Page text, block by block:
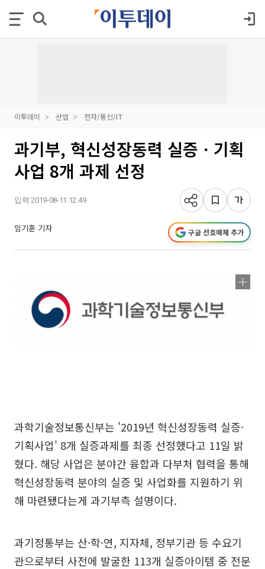
이투데이 산업 전자/통신/IT
과기부, 혁신성장동력 실증ㆍ기획
사업 8개 과제 선정
입력 2019-08-11 12:49
임기훈 기자 구글 선호매체 추가
과학기술정보통신부는 '2019년 혁신성장동력 실증·
기획사업' 8개 실증과제를 최종 선정했다고 11일 밝
혔다. 해당 사업은 분야간 융합과 다부처 협력을 통해
혁신성장동력 분야의 실증 및 사업화를 지원하기 위
해 마련됐다는게 과기부측 설명이다.
과기정통부는 산·학·연, 지자체, 정부기관 등 수요기
관으로부터 사전에 발굴한 113개 실증아이템 중 전문